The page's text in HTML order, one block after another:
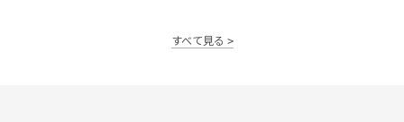
すべて見る